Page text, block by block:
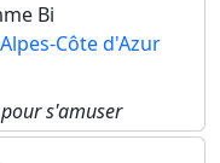
Bi
Côte d'Azur
s'amuser